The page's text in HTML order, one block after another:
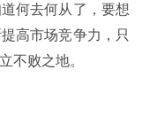
何去何从了，要想
高市场竞争力，只
不败之地。